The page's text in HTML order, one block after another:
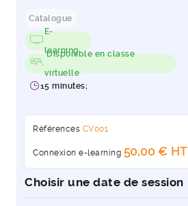
Catalogue
E-
learning
Disponible en classe
virtuelle
15 minutes;
Références CV001
Connexion e-learning 50,00 € HT
Choisir une date de session